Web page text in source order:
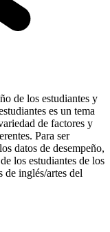
de los estudiantes y
es un tema
de factores y
Para ser
datos de desempeño,
los estudiantes de los
de inglés/artes del